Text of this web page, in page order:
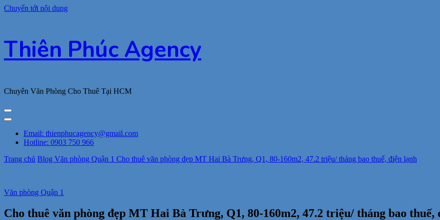
Chuyển tới nội dung
Thiên Phúc Agency
Chuyên Văn Phòng Cho Thuê Tại HCM
Email: thienphucagency@gmail.com
Hotline: 0903 750 966
Trang chủ Blog Văn phòng Quận 1 Cho thuê văn phòng đẹp MT Hai Bà Trưng, Q1, 80-160m2, 47.2 triệu/ tháng bao thuế, điện lạnh
Văn phòng Quận 1
Cho thuê văn phòng đẹp MT Hai Bà Trưng, Q1, 80-160m2, 47.2 triệu/ tháng bao thuế,